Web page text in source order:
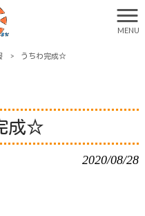
MENU
> うちわ完成☆
成☆
2020/08/28